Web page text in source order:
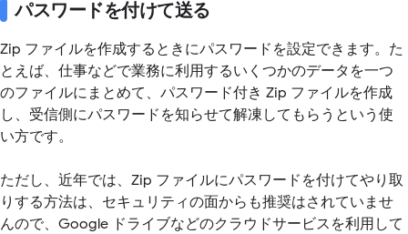
パスワードを付けて送る
Zip ファイルを作成するときにパスワードを設定できます。た
とえば、仕事などで業務に利用するいくつかのデータを一つ
のファイルにまとめて、パスワード付き Zip ファイルを作成
し、受信側にパスワードを知らせて解凍してもらうという使
い方です。
ただし、近年では、Zip ファイルにパスワードを付けてやり取
りする方法は、セキュリティの面からも推奨はされていませ
んので、Google ドライブなどのクラウドサービスを利用して